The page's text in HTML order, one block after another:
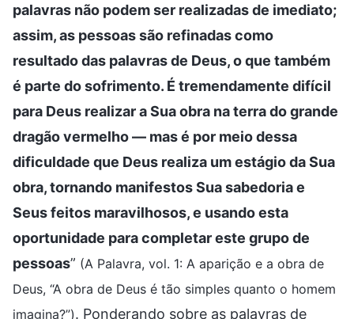
palavras não podem ser realizadas de imediato;
assim, as pessoas são refinadas como
resultado das palavras de Deus, o que também
é parte do sofrimento. É tremendamente difícil
para Deus realizar a Sua obra na terra do grande
dragão vermelho — mas é por meio dessa
dificuldade que Deus realiza um estágio da Sua
obra, tornando manifestos Sua sabedoria e
Seus feitos maravilhosos, e usando esta
oportunidade para completar este grupo de
pessoas” (A Palavra, vol. 1: A aparição e a obra de
Deus, “A obra de Deus é tão simples quanto o homem
imagina?”). Ponderando sobre as palavras de